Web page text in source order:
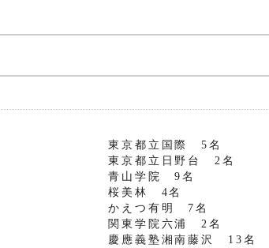
東京都立国際 5名
東京都立日野台 2名
青山学院 9名
桜美林 4名
かえつ有明 7名
関東学院六浦 2名
慶應義塾湘南藤沢 13名